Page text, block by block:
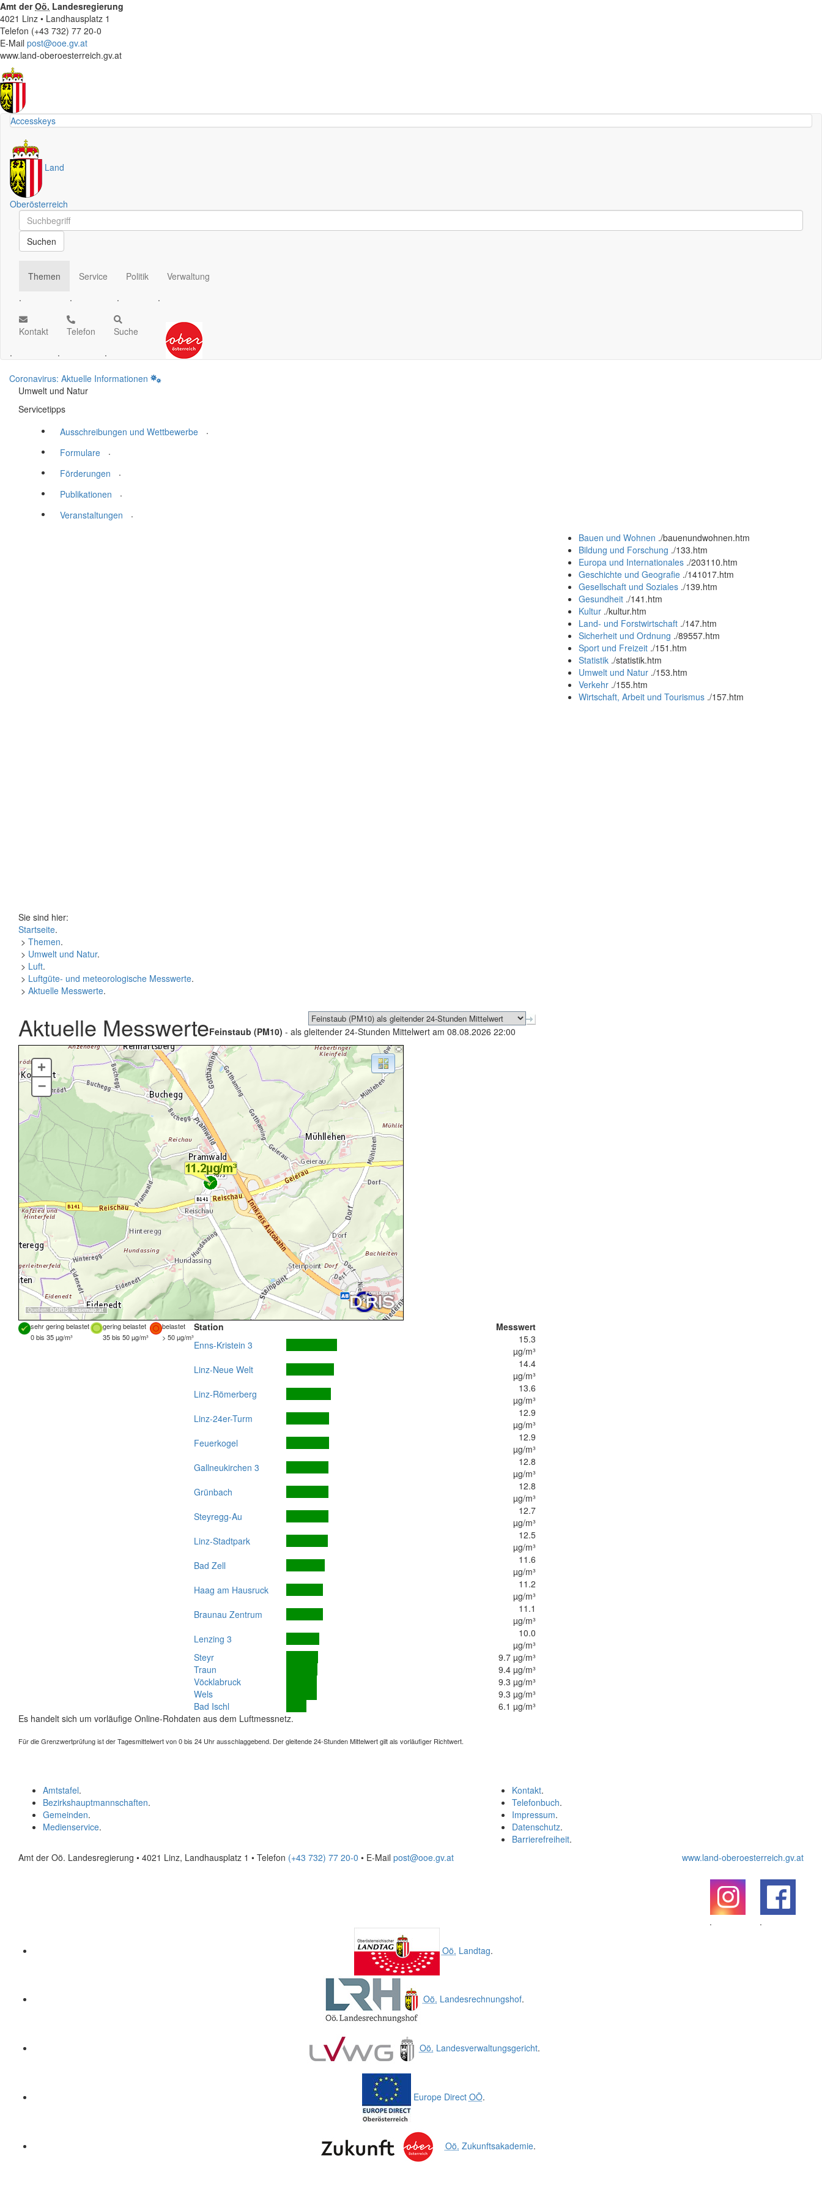
Amt derOö. Landesregierung
4021 Linz • Landhausplatz 1
Telefon (+43 732) 77 20-0
E-Mail post@ooe.gv.at
www.land-oberoesterreich.gv.at
Accesskeys
Land
Oberösterreich
Schnellsuche
Schnellsuche
Suchen
Themen
.
Service
.
Politik
.
Verwaltung
.
Kontakt
.
Telefon
.
Suche
.
Coronavirus: Aktuelle Informationen
Umwelt und Natur
Servicetipps
Ausschreibungen und Wettbewerbe
.
Formulare
.
Förderungen
.
Publikationen
.
Veranstaltungen
.
Bauen und Wohnen ./bauenundwohnen.htm
Bildung und Forschung ./133.htm
Europa und Internationales ./203110.htm
Geschichte und Geografie ./141017.htm
Gesellschaft und Soziales ./139.htm
Gesundheit ./141.htm
Kultur ./kultur.htm
Land- und Forstwirtschaft ./147.htm
Sicherheit und Ordnung ./89557.htm
Sport und Freizeit ./151.htm
Statistik ./statistik.htm
Umwelt und Natur ./153.htm
Verkehr ./155.htm
Wirtschaft, Arbeit und Tourismus ./157.htm
Sie sind hier:
Startseite.
> Themen.
> Umwelt und Natur.
> Luft.
> Luftgüte- und meteorologische Messwerte.
> Aktuelle Messwerte.
Aktuelle MesswerteFeinstaub (PM10) - als gleitender 24-Stunden Mittelwert am 08.08.2026 22:00
Quellen: DORIS, basemap.at
+
–
sehr gering belastet gering belastet
belastet
0 bis 35 µg/m³
35 bis 50 µg/m³ > 50 µg/m³
Station
Messwert
Enns-Kristein 3
15.3
µg/m³
Linz-Neue Welt
14.4
µg/m³
Linz-Römerberg
13.6
µg/m³
Linz-24er-Turm
12.9
µg/m³
Feuerkogel
12.9
µg/m³
Gallneukirchen 3
12.8
µg/m³
Grünbach
12.8
µg/m³
Steyregg-Au
12.7
µg/m³
Linz-Stadtpark
12.5
µg/m³
Bad Zell
11.6
µg/m³
Haag am Hausruck
11.2
µg/m³
Braunau Zentrum
11.1
µg/m³
Lenzing 3
10.0
µg/m³
Steyr
9.7 µg/m³
Traun
9.4 µg/m³
Vöcklabruck
9.3 µg/m³
Wels
9.3 µg/m³
Bad Ischl
6.1 µg/m³
Es handelt sich um vorläufige Online-Rohdaten aus dem Luftmessnetz.
Für die Grenzwertprüfung ist der Tagesmittelwert von 0 bis 24 Uhr ausschlaggebend. Der gleitende 24-Stunden Mittelwert gilt als vorläufiger Richtwert.
Kontakt.
Telefonbuch.
Impressum.
Datenschutz.
Barrierefreiheit.
Amtstafel.
Bezirkshauptmannschaften.
Gemeinden.
Medienservice.
Amt der Oö. Landesregierung • 4021 Linz, Landhausplatz 1 • Telefon (+43 732) 77 20-0 • E-Mail post@ooe.gv.at www.land-oberoesterreich.gv.at
.
.
Oö. Landtag.
Oö. Landesrechnungshof.
Oö. Landesverwaltungsgericht.
Europe Direct OÖ.
Oö. Zukunftsakademie.